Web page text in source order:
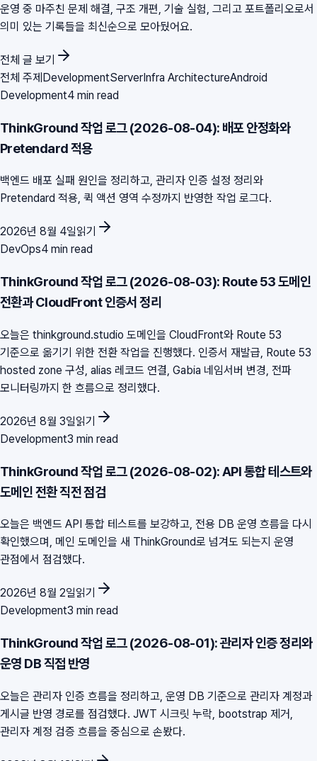
운영 중 마주친 문제 해결, 구조 개편, 기술 실험, 그리고 포트폴리오로서
의미 있는 기록들을 최신순으로 모아뒀어요.
전체 글 보기
전체 주제DevelopmentServerInfra ArchitectureAndroid
Development4 min read
ThinkGround 작업 로그 (2026-08-04): 배포 안정화와
Pretendard 적용
백엔드 배포 실패 원인을 정리하고, 관리자 인증 설정 정리와
Pretendard 적용, 퀵 액션 영역 수정까지 반영한 작업 로그다.
2026년 8월 4일읽기
DevOps4 min read
ThinkGround 작업 로그 (2026-08-03): Route 53 도메인
전환과 CloudFront 인증서 정리
오늘은 thinkground.studio 도메인을 CloudFront와 Route 53
기준으로 옮기기 위한 전환 작업을 진행했다. 인증서 재발급, Route 53
hosted zone 구성, alias 레코드 연결, Gabia 네임서버 변경, 전파
모니터링까지 한 흐름으로 정리했다.
2026년 8월 3일읽기
Development3 min read
ThinkGround 작업 로그 (2026-08-02): API 통합 테스트와
도메인 전환 직전 점검
오늘은 백엔드 API 통합 테스트를 보강하고, 전용 DB 운영 흐름을 다시
확인했으며, 메인 도메인을 새 ThinkGround로 넘겨도 되는지 운영
관점에서 점검했다.
2026년 8월 2일읽기
Development3 min read
ThinkGround 작업 로그 (2026-08-01): 관리자 인증 정리와
운영 DB 직접 반영
오늘은 관리자 인증 흐름을 정리하고, 운영 DB 기준으로 관리자 계정과
게시글 반영 경로를 점검했다. JWT 시크릿 누락, bootstrap 제거,
관리자 계정 검증 흐름을 중심으로 손봤다.